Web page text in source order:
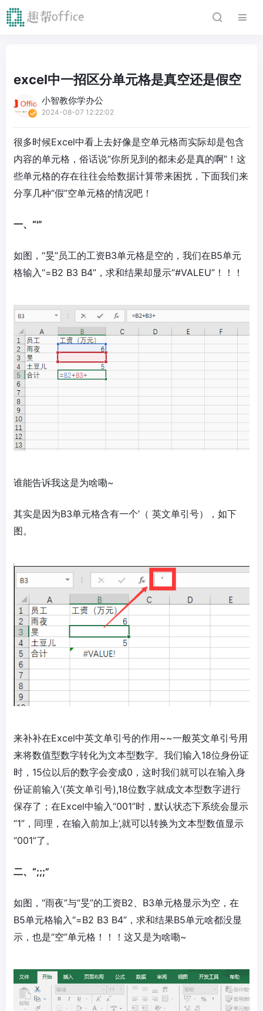
excel中一招区分单元格是真空还是假空
小智教你学办公
2024-08-07 12:22:02
很多时候Excel中看上去好像是空单元格而实际却是包含
内容的单元格，俗话说“你所见到的都未必是真的啊”！这
些单元格的存在往往会给数据计算带来困扰，下面我们来
分享几种“假”空单元格的情况吧！
一、“'”
如图，“旻”员工的工资B3单元格是空的，我们在B5单元
格输入“=B2 B3 B4”，求和结果却显示“#VALEU”！！！
谁能告诉我这是为啥嘞~
其实是因为B3单元格含有一个’（ 英文单引号），如下
图。
来补补在Excel中英文单引号的作用~~一般英文单引号用
来将数值型数字转化为文本型数字。我们输入18位身份证
时，15位以后的数字会变成0，这时我们就可以在输入身
份证前输入’(英文单引号),18位数字就成文本型数字进行
保存了；在Excel中输入“001”时，默认状态下系统会显示
“1”，同理，在输入前加上’,就可以转换为文本型数值显示
“001”了。
二、“;;;”
如图，“雨夜”与“旻”的工资B2、B3单元格显示为空，在
B5单元格输入“=B2 B3 B4”，求和结果B5单元啥都没显
示，也是“空”单元格！！！这又是为啥嘞~